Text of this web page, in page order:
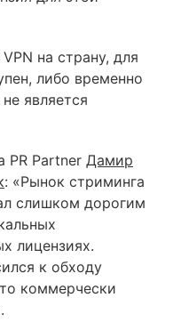
на страну, для
либо временно
является
PR Partner Дамир
: «Рынок стриминга
слишком дорогим
лицензиях.
к обходу
коммерчески